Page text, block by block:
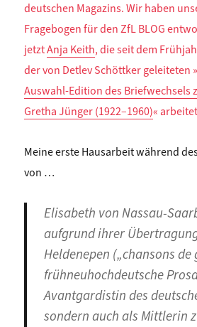
deutschen Magazins. Wir haben
Fragebogen für den ZfL BLOG
jetztAnja Keith, die seit dem
der von Detlev Schöttker geleiteten »
Auswahl-Edition des Briefwechsels
Gretha Jünger (1922–1960)«
Meine erste Hausarbeit während
von …
Elisabeth von Nassau-
aufgrund ihrer
Heldenepen („chansons de
frühneuhochdeutsche
Avantgardistin des
sondern auch als Mittlerin